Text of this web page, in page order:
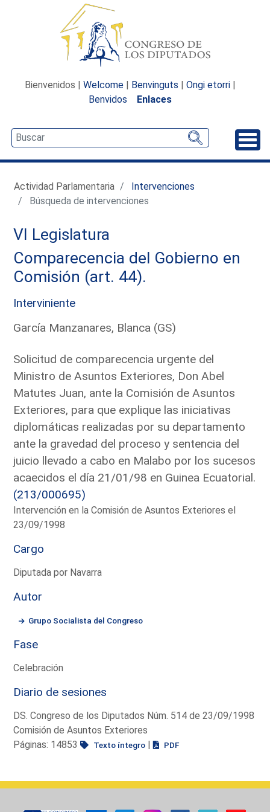
Bienvenidos | Welcome | Benvinguts | Ongi etorri |
Benvidos
Enlaces
Actividad Parlamentaria
Intervenciones
Búsqueda de intervenciones
VI Legislatura
Comparecencia del Gobierno en
Comisión (art. 44).
Interviniente
García Manzanares, Blanca (GS)
Solicitud de comparecencia urgente del
Ministro de Asuntos Exteriores, Don Abel
Matutes Juan, ante la Comisión de Asuntos
Exteriores, para que explique las iniciativas
diplomáticas realizadas por su departamento
ante la gravedad del proceso y sentencia del
juicio llevado a cabo en Malabo por los sucesos
acaecidos el día 21/01/98 en Guinea Ecuatorial.
(213/000695)
Intervención en la Comisión de Asuntos Exteriores el
23/09/1998
Cargo
Diputada por Navarra
Autor
Grupo Socialista del Congreso
Fase
Celebración
Diario de sesiones
DS. Congreso de los Diputados Núm. 514 de 23/09/1998
Comisión de Asuntos Exteriores
Páginas: 14853
Texto íntegro | PDF